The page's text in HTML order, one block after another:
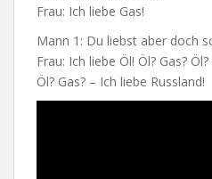
Frau: Ich liebe Gas!
Mann 1: Du liebst aber doch
Frau: Ich liebe Öl! Öl? Gas?
Öl? Gas? – Ich liebe Russland!